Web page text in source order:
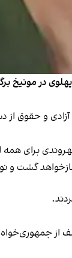
در مونیخ
و حقوق
برای
گشت و